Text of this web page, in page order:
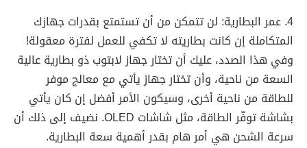
4. عمر البطارية: لن تتمكن من أن تستمتع بقدرات جهازك
المتكاملة إن كانت بطاريته لا تكفي للعمل لفترة معقولة!
وفي هذا الصدد، عليك أن تختار جهاز لابتوب ذو بطارية عالية
السعة من ناحية، وأن تختار جهاز يأتي مع معالج موفر
للطاقة من ناحية أخرى، وسيكون الأمر أفضل إن كان يأتي
بشاشة توفّر الطاقة، مثل شاشات OLED. نضيف إلى ذلك أن
سرعة الشحن هي أمر هام بقدر أهمية سعة البطارية.